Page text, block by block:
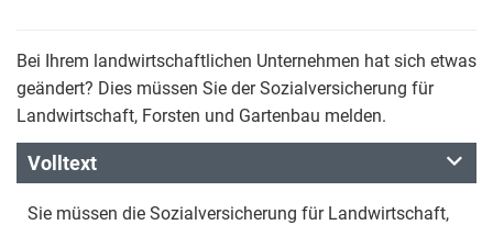
Bei Ihrem landwirtschaftlichen Unternehmen hat sich etwas
geändert? Dies müssen Sie der Sozialversicherung für
Landwirtschaft, Forsten und Gartenbau melden.
Volltext
Sie müssen die Sozialversicherung für Landwirtschaft,